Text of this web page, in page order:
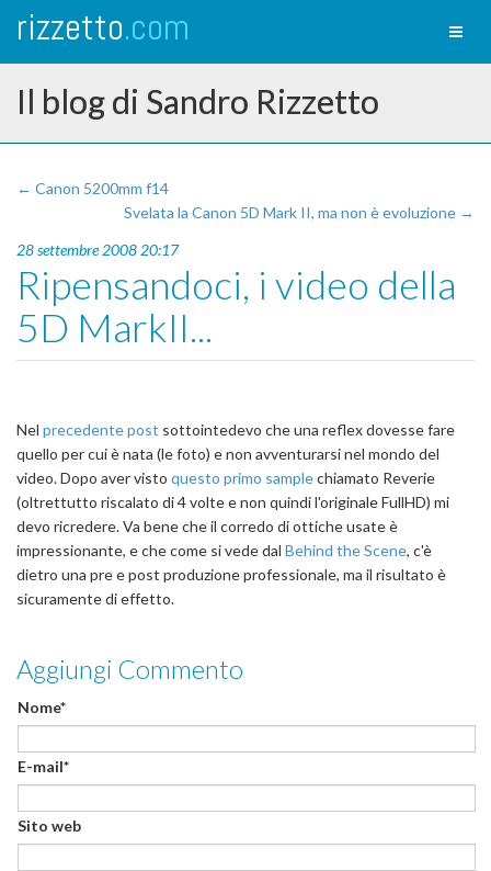
rizzetto.com
Il blog di Sandro Rizzetto
← Canon 5200mm f14
Svelata la Canon 5D Mark II, ma non è evoluzione →
28 settembre 2008 20:17
Ripensandoci, i video della
5D MarkII...
Nel precedente post sottointedevo che una reflex dovesse fare
quello per cui è nata (le foto) e non avventurarsi nel mondo del
video. Dopo aver visto questo primo samplechiamato Reverie
(oltrettutto riscalato di 4 volte e non quindi l'originale FullHD) mi
devo ricredere. Va bene che il corredo di ottiche usate è
impressionante, e che come si vede dal Behind the Scene, c'è
dietro una pre e post produzione professionale, ma il risultato è
sicuramente di effetto.
Aggiungi Commento
Nome*
E-mail*
Sito web